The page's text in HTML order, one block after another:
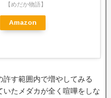
【めだか物語】
Amazon
許す範囲内で増やしてみる
いたメダカが全く喧嘩をしな